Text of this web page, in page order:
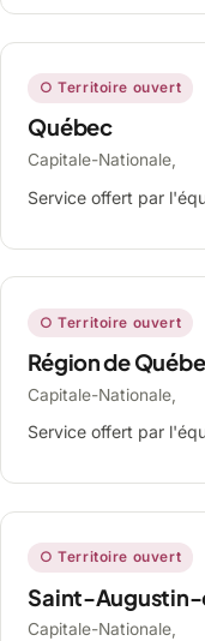
○ Territoire ouvert
Québec
Capitale-Nationale,
Service offert par
○ Territoire ouvert
Région de
Capitale-Nationale,
Service offert par
○ Territoire ouvert
Saint-
Capitale-Nationale,